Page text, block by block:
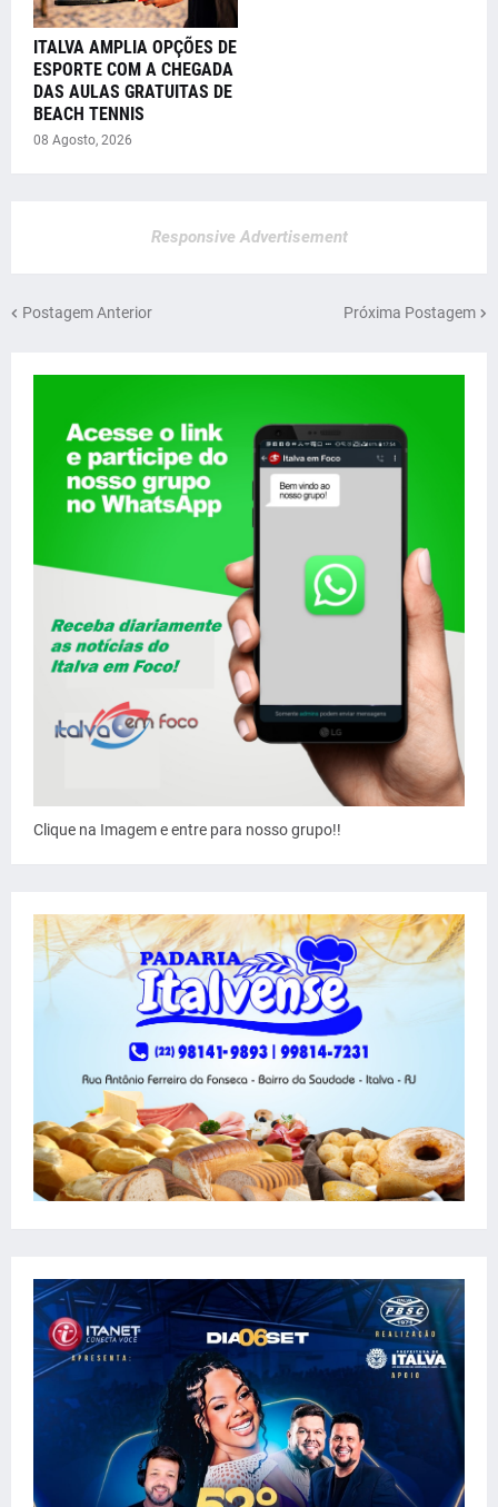
ITALVA AMPLIA OPÇÕES DE
ESPORTE COM A CHEGADA
DAS AULAS GRATUITAS DE
BEACH TENNIS
08 Agosto, 2026
Responsive Advertisement
Postagem Anterior Próxima Postagem
Clique na Imagem e entre para nosso grupo!!